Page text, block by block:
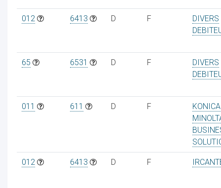
012 6413 D F
DIVERS
65 6531 D F
DIVERS
011 611 D F
KONICA
012 6413 D F